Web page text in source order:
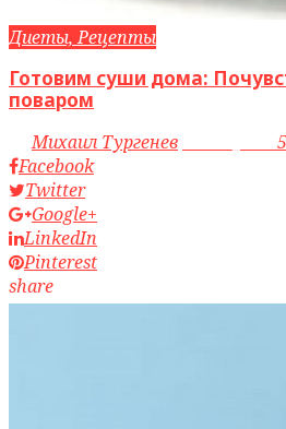
Диеты, Рецепты
Готовим суши дома:
поваром
byМихаил Тургенев
Facebook
Twitter
Google+
LinkedIn
Pinterest
share